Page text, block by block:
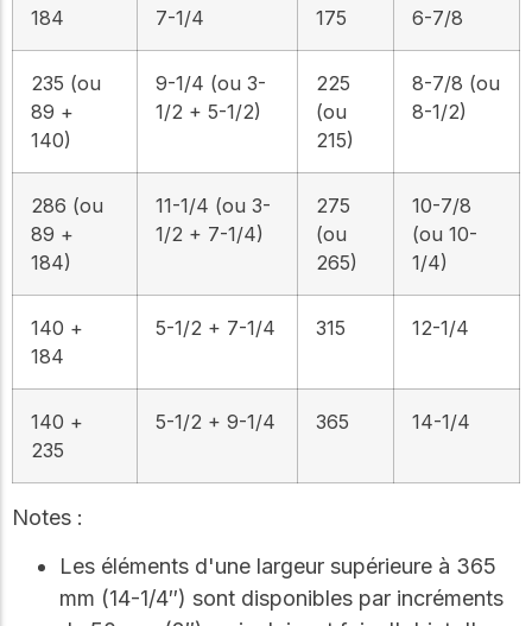
184 7-1/4 175 6-7/8
235 (ou
89 +
140)
9-1/4 (ou 3-
1/2 + 5-1/2)
225
(ou
215)
8-7/8 (ou
8-1/2)
286 (ou
89 +
184)
11-1/4 (ou 3-
1/2 + 7-1/4)
275
(ou
265)
10-7/8
(ou 10-
1/4)
140 +
184
5-1/2 + 7-1/4 315 12-1/4
140 +
235
5-1/2 + 9-1/4 365 14-1/4
Notes :
Les éléments d'une largeur supérieure à 365
mm (14-1/4″) sont disponibles par incréments